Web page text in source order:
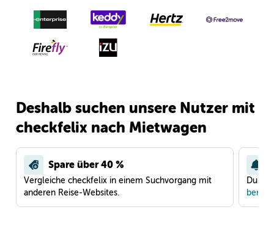
Deshalb suchen unsere Nutzer mit
checkfelix nach Mietwagen
Spare über 40 %
Vergleiche checkfelix in einem Suchvorgang mit
anderen Reise-Websites.
Du